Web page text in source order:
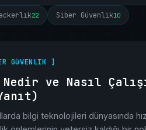
22 Siber Güvenlik10
GüVENLIK ]
Nedir ve Nasıl
bilgi teknolojileri dünyasında